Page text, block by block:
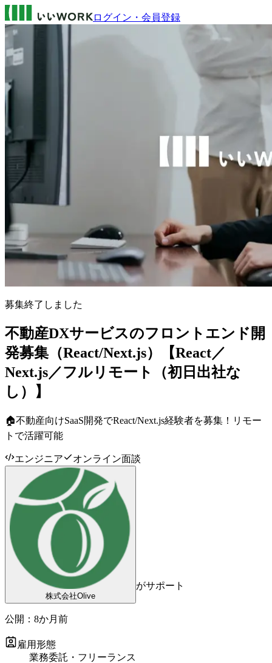
ログイン・会員登録
募集終了しました
不動産DXサービスのフロントエンド開
発募集（React/Next.js）【React／
Next.js／フルリモート（初日出社な
し）】
🏠不動産向けSaaS開発でReact/Next.js経験者を募集！リモー
トで活躍可能
エンジニア オンライン面談
株式会社Olive
がサポート
公開： 8か月前
雇用形態
業務委託・フリーランス